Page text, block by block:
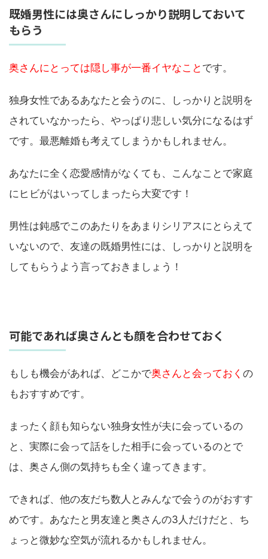
既婚男性には奥さんにしっかり説明しておいて
もらう
奥さんにとっては隠し事が一番イヤなこと です。
独身女性であるあなたと会うのに、しっかりと説明を
されていなかったら、やっぱり悲しい気分になるはず
です。最悪離婚も考えてしまうかもしれません。
あなたに全く恋愛感情がなくても、こんなことで家庭
にヒビがはいってしまったら大変です！
男性は鈍感でこのあたりをあまりシリアスにとらえて
いないので、友達の既婚男性には、しっかりと説明を
してもらうよう言っておきましょう！
可能であれば奥さんとも顔を合わせておく
もしも機会があれば、どこかで奥さんと会っておく の
もおすすめです。
まったく顔も知らない独身女性が夫に会っているの
と、実際に会って話をした相手に会っているのとで
は、奥さん側の気持ちも全く違ってきます。
できれば、他の友だち数人とみんなで会うのがおすす
めです。あなたと男友達と奥さんの3人だけだと、ち
ょっと微妙な空気が流れるかもしれません。